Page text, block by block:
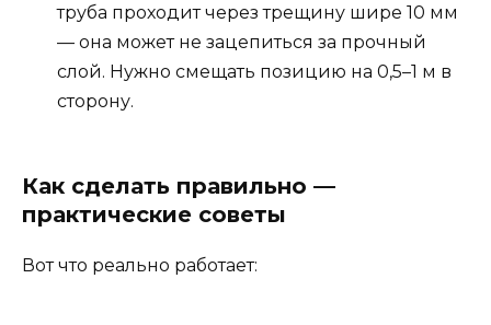
труба проходит через трещину шире 10 мм
— она может не зацепиться за прочный
слой. Нужно смещать позицию на 0,5–1 м в
сторону.
Как сделать правильно —
практические советы
Вот что реально работает: